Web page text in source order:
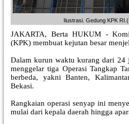
Ilustrasi. Gedung KPK
JAKARTA, Berta HUKUM -
(KPK) membuat kejutan besar
Dalam kurun waktu kurang dari 24
menggelar tiga Operasi Tangkap
berbeda, yakni Banten,
Bekasi.
Rangkaian operasi senyap ini
mulai dari kepala daerah hingga